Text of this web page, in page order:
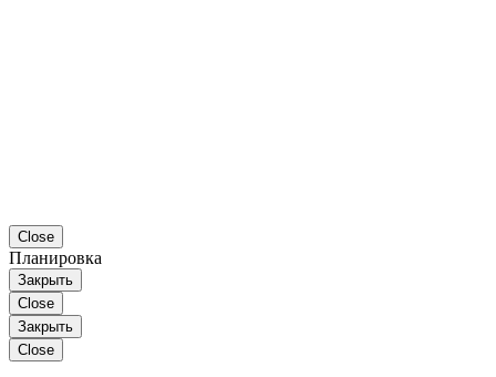
Close
Планировка
Закрыть
Close
Закрыть
Close